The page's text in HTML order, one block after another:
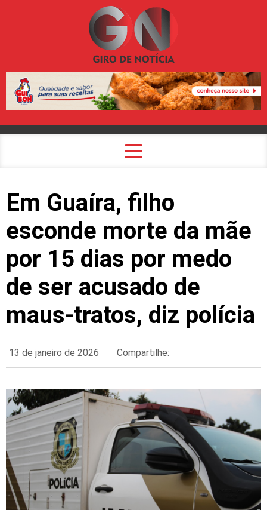
Em Guaíra, filho
esconde morte da mãe
por 15 dias por medo
de ser acusado de
maus-tratos, diz polícia
13 de janeiro de 2026 Compartilhe: